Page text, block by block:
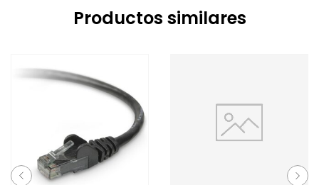
Productos similares